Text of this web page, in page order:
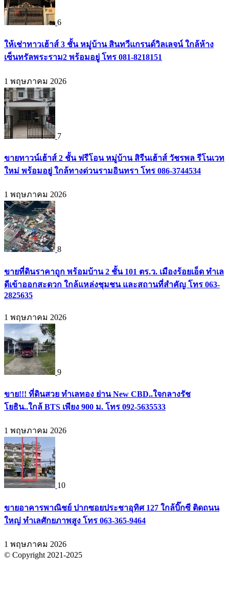
6
ให้เช่าทาวเฮ้าส์ 3 ชั้น หมู่บ้าน สินทวีแกรนด์วิลเลจน์ ใกล้ห้าง
เซ็นทรัลพระราม2 พร้อมอยู่ โทร 081-8218151
1 พฤษภาคม 2026
7
ขายทาวน์เฮ้าส์ 2 ชั้น ฟรีโอน หมู่บ้าน สิรีนเฮ้าส์ วัชรพล รีโนเวท
ใหม่ พร้อมอยู่ ใกล้ทางด่วนรามอินทรา โทร 086-3744534
1 พฤษภาคม 2026
8
ขายที่ดินราคาถูก พร้อมบ้าน 2 ชั้น 101 ตร.ว. เมืองร้อยเอ็ด ทำเล
ดีเข้าออกสะดวก ใกล้แหล่งชุมชน และสถานที่สำคัญ โทร 063-
2825635
1 พฤษภาคม 2026
9
ขาย!!! ที่ดินสวย ทำเลทอง ย่าน New CBD..ใจกลางรัช
โยธิน..ใกล้ BTS เพียง 900 ม. โทร 092-5635533
1 พฤษภาคม 2026
10
ขายอาคารพาณิชย์ ปากซอยประชาอุทิศ 127 ใกล้บิ๊กซี ติดถนน
ใหญ่ ทำเลศักยภาพสูง โทร 063-365-9464
1 พฤษภาคม 2026
© Copyright 2021-2025